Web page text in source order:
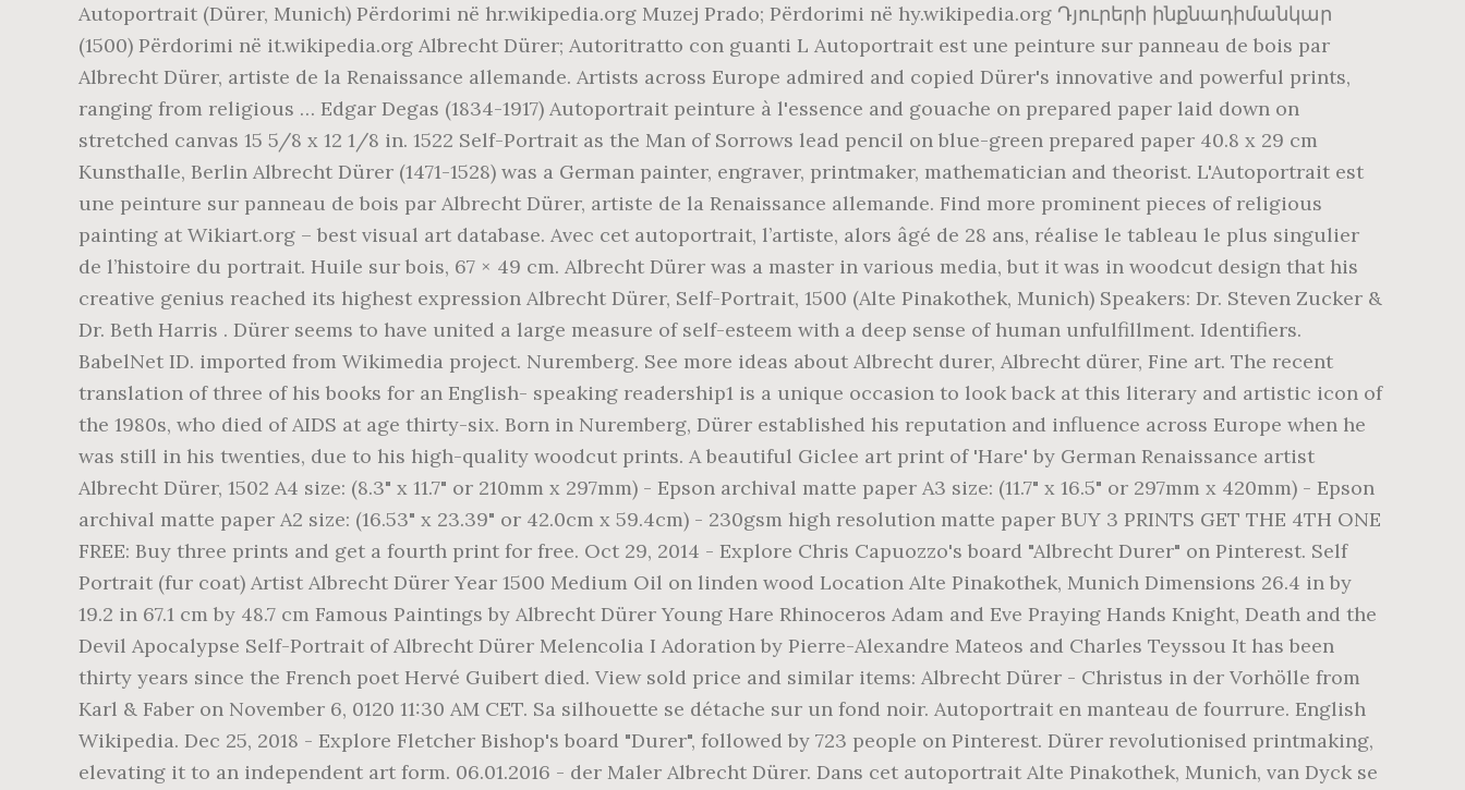
Autoportrait (Dürer, Munich) Përdorimi në hr.wikipedia.org Muzej Prado; Përdorimi në hy.wikipedia.org Դյուրերի ինքնադիմանկար
(1500) Përdorimi në it.wikipedia.org Albrecht Dürer; Autoritratto con guanti L Autoportrait est une peinture sur panneau de bois par
Albrecht Dürer, artiste de la Renaissance allemande. Artists across Europe admired and copied Dürer's innovative and powerful prints,
ranging from religious … Edgar Degas (1834-1917) Autoportrait peinture à l'essence and gouache on prepared paper laid down on
stretched canvas 15 5/8 x 12 1/8 in. 1522 Self-Portrait as the Man of Sorrows lead pencil on blue-green prepared paper 40.8 x 29 cm
Kunsthalle, Berlin Albrecht Dürer (1471-1528) was a German painter, engraver, printmaker, mathematician and theorist. L'Autoportrait est
une peinture sur panneau de bois par Albrecht Dürer, artiste de la Renaissance allemande. Find more prominent pieces of religious
painting at Wikiart.org – best visual art database. Avec cet autoportrait, l’artiste, alors âgé de 28 ans, réalise le tableau le plus singulier
de l’histoire du portrait. Huile sur bois, 67 × 49 cm. Albrecht Dürer was a master in various media, but it was in woodcut design that his
creative genius reached its highest expression Albrecht Dürer, Self-Portrait, 1500 (Alte Pinakothek, Munich) Speakers: Dr. Steven Zucker &
Dr. Beth Harris . Dürer seems to have united a large measure of self-esteem with a deep sense of human unfulfillment. Identifiers.
BabelNet ID. imported from Wikimedia project. Nuremberg. See more ideas about Albrecht durer, Albrecht dürer, Fine art. The recent
translation of three of his books for an English- speaking readership1 is a unique occasion to look back at this literary and artistic icon of
the 1980s, who died of AIDS at age thirty-six. Born in Nuremberg, Dürer established his reputation and influence across Europe when he
was still in his twenties, due to his high-quality woodcut prints. A beautiful Giclee art print of 'Hare' by German Renaissance artist
Albrecht Dürer, 1502 A4 size: (8.3" x 11.7" or 210mm x 297mm) - Epson archival matte paper A3 size: (11.7" x 16.5" or 297mm x 420mm) - Epson
archival matte paper A2 size: (16.53" x 23.39" or 42.0cm x 59.4cm) - 230gsm high resolution matte paper BUY 3 PRINTS GET THE 4TH ONE
FREE: Buy three prints and get a fourth print for free. Oct 29, 2014 - Explore Chris Capuozzo's board "Albrecht Durer" on Pinterest. Self
Portrait (fur coat) Artist Albrecht Dürer Year 1500 Medium Oil on linden wood Location Alte Pinakothek, Munich Dimensions 26.4 in by
19.2 in 67.1 cm by 48.7 cm Famous Paintings by Albrecht Dürer Young Hare Rhinoceros Adam and Eve Praying Hands Knight, Death and the
Devil Apocalypse Self-Portrait of Albrecht Dürer Melencolia I Adoration by Pierre-Alexandre Mateos and Charles Teyssou It has been
thirty years since the French poet Hervé Guibert died. View sold price and similar items: Albrecht Dürer - Christus in der Vorhölle from
Karl & Faber on November 6, 0120 11:30 AM CET. Sa silhouette se détache sur un fond noir. Autoportrait en manteau de fourrure. English
Wikipedia. Dec 25, 2018 - Explore Fletcher Bishop's board "Durer", followed by 723 people on Pinterest. Dürer revolutionised printmaking,
elevating it to an independent art form. 06.01.2016 - der Maler Albrecht Dürer. Dans cet autoportrait Alte Pinakothek, Munich, van Dyck se